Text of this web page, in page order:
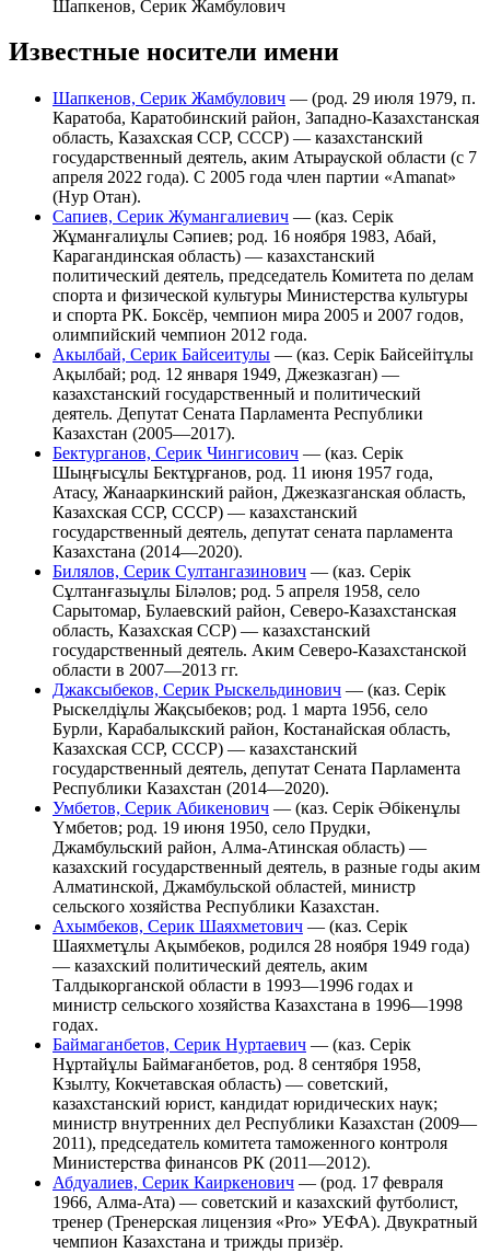
Шапкенов, Серик Жамбулович
Известные носители имени
Шапкенов, Серик Жамбулович — (род. 29 июля 1979, п.
Каратоба, Каратобинский район, Западно-Казахстанская
область, Казахская ССР, СССР) — казахстанский
государственный деятель, аким Атырауской области (с 7
апреля 2022 года). C 2005 года член партии «Amanat»
(Нур Отан).
Сапиев, Серик Жумангалиевич — (каз. Серік
Жұманғалиұлы Сәпиев; род. 16 ноября 1983, Абай,
Карагандинская область) — казахстанский
политический деятель, председатель Комитета по делам
спорта и физической культуры Министерства культуры
и спорта РК. Боксёр, чемпион мира 2005 и 2007 годов,
олимпийский чемпион 2012 года.
Акылбай, Серик Байсеитулы — (каз. Серік Байсейітұлы
Ақылбай; род. 12 января 1949, Джезказган) —
казахстанский государственный и политический
деятель. Депутат Сената Парламента Республики
Казахстан (2005—2017).
Бектурганов, Серик Чингисович — (каз. Серік
Шыңғысұлы Бектұрғанов, род. 11 июня 1957 года,
Атасу, Жанааркинский район, Джезказганская область,
Казахская ССР, СССР) — казахстанский
государственный деятель, депутат сената парламента
Казахстана (2014—2020).
Билялов, Серик Султангазинович — (каз. Серік
Сұлтанғазыұлы Біләлов; род. 5 апреля 1958, село
Сарытомар, Булаевский район, Северо-Казахстанская
область, Казахская ССР) — казахстанский
государственный деятель. Аким Северо-Казахстанской
области в 2007—2013 гг.
Джаксыбеков, Серик Рыскельдинович — (каз. Серік
Рыскелдіұлы Жақсыбеков; род. 1 марта 1956, село
Бурли, Карабалыкский район, Костанайская область,
Казахская ССР, СССР) — казахстанский
государственный деятель, депутат Сената Парламента
Республики Казахстан (2014—2020).
Умбетов, Серик Абикенович — (каз. Серік Әбікенұлы
Үмбетов; род. 19 июня 1950, село Прудки,
Джамбульский район, Алма-Атинская область) —
казахский государственный деятель, в разные годы аким
Алматинской, Джамбульской областей, министр
сельского хозяйства Республики Казахстан.
Ахымбеков, Серик Шаяхметович — (каз. Серік
Шаяхметұлы Ақымбеков, родился 28 ноября 1949 года)
— казахский политический деятель, аким
Талдыкорганской области в 1993—1996 годах и
министр сельского хозяйства Казахстана в 1996—1998
годах.
Баймаганбетов, Серик Нуртаевич — (каз. Серік
Нұртайұлы Баймағанбетов, род. 8 сентября 1958,
Кзылту, Кокчетавская область) — советский,
казахстанский юрист, кандидат юридических наук;
министр внутренних дел Республики Казахстан (2009—
2011), председатель комитета таможенного контроля
Министерства финансов РК (2011—2012).
Абдуалиев, Серик Каиркенович — (род. 17 февраля
1966, Алма-Ата) — советский и казахский футболист,
тренер (Тренерская лицензия «Pro» УЕФА). Двукратный
чемпион Казахстана и трижды призёр.